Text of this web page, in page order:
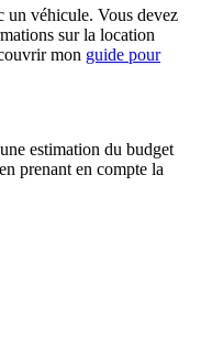
un véhicule. Vous devez
sur la location
mon guide pour
estimation du budget
prenant en compte la